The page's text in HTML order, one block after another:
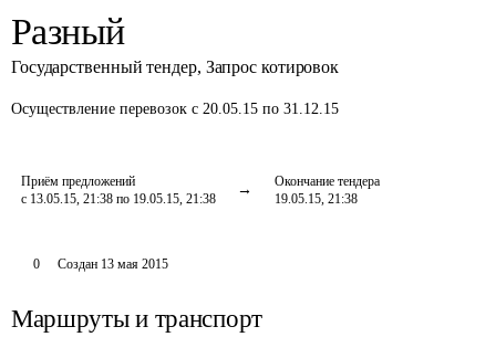
Разный
Государственный тендер, Запрос котировок
Осуществление перевозок с 20.05.15 по 31.12.15
Приём предложений
с 13.05.15, 21:38 по 19.05.15, 21:38
Окончание тендера
19.05.15, 21:38
0 Создан 13 мая 2015
Маршруты и транспорт